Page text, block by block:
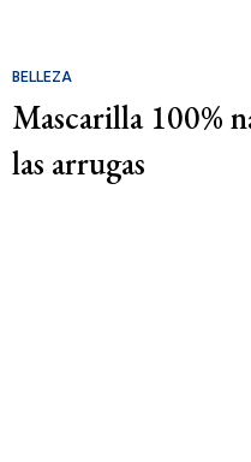
BELLEZA
Mascarilla 100%
las arrugas